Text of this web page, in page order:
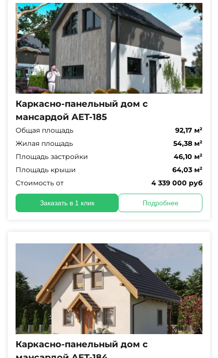
Каркасно-панельный дом с
мансардой AET-185
Общая площадь
92,17 м²
Жилая площадь
54,38 м²
Площадь застройки
46,10 м²
Площадь крыши
64,03 м²
Стоимость от
4 339 000 руб
Заказать в 1 клик Подробнее
Каркасно-панельный дом с